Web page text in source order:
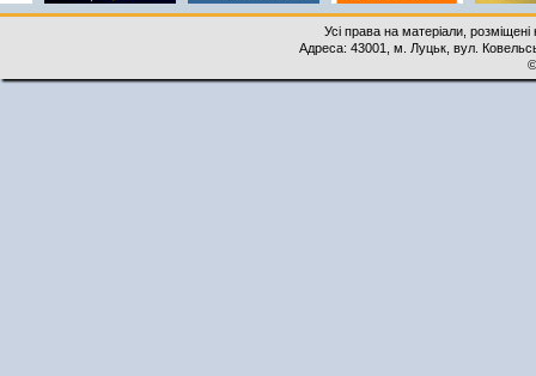
Усі права на матеріали,
Адреса: 43001, м. Луцьк, вул.